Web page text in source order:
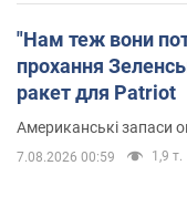
"Нам теж вони
прохання
ракет для Patriot
Американські запаси
7.08.2026 00:59 1,9 т.